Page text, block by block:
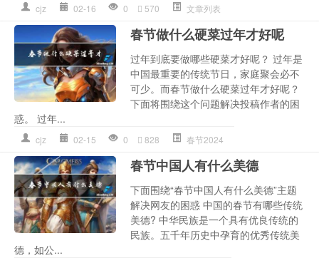
cjz 02-16 0 570 文章列表
春节做什么硬菜过年才好呢
过年到底要做哪些硬菜才好呢？ 过年是
中国最重要的传统节日，家庭聚会必不
可少。而春节做什么硬菜过年才好呢？
下面将围绕这个问题解决投稿作者的困
惑。 过年...
cjz 02-15 0 828 春节2024
春节中国人有什么美德
下面围绕“春节中国人有什么美德”主题
解决网友的困惑 中国的春节有哪些传统
美德? 中华民族是一个具有优良传统的
民族。五千年历史中孕育的优秀传统美
德，如公...